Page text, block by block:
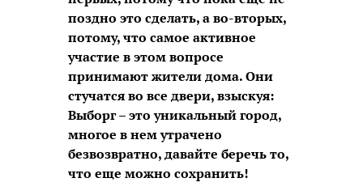
поздно это сделать, а во-вторых,
потому, что самое активное
участие в этом вопросе
принимают жители дома. Они
стучатся во все двери, взыскуя:
Выборг – это уникальный город,
многое в нем утрачено
безвозвратно, давайте беречь то,
что еще можно сохранить!